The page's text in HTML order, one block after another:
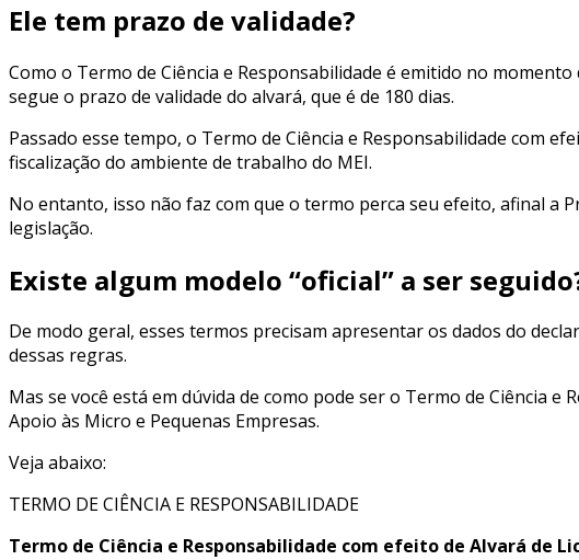
Ele tem prazo de validade?
Como o Termo de Ciência e Responsabilidade é emitido no
segue o prazo de validade do alvará, que é de 180 dias.
Passado esse tempo, o Termo de Ciência e Responsabilidade com
fiscalização do ambiente de trabalho do MEI.
No entanto, isso não faz com que o termo perca seu efeito, afinal a
legislação.
Existe algum modelo “oficial” a ser
De modo geral, esses termos precisam apresentar os dados do
dessas regras.
Mas se você está em dúvida de como pode ser o Termo de Ciência
Apoio às Micro e Pequenas Empresas.
Veja abaixo:
TERMO DE CIÊNCIA E RESPONSABILIDADE
Termo de Ciência e Responsabilidade com efeito de Alvará de